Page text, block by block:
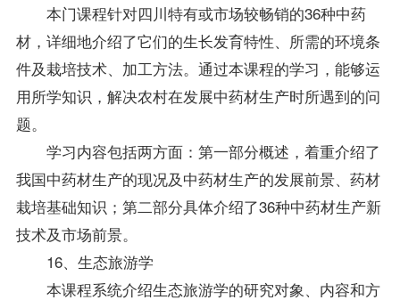
本门课程针对四川特有或市场较畅销的36种中药
材，详细地介绍了它们的生长发育特性、所需的环境条
件及栽培技术、加工方法。通过本课程的学习，能够运
用所学知识，解决农村在发展中药材生产时所遇到的问
题。
学习内容包括两方面：第一部分概述，着重介绍了
我国中药材生产的现况及中药材生产的发展前景、药材
栽培基础知识；第二部分具体介绍了36种中药材生产新
技术及市场前景。
16、生态旅游学
本课程系统介绍生态旅游学的研究对象、内容和方